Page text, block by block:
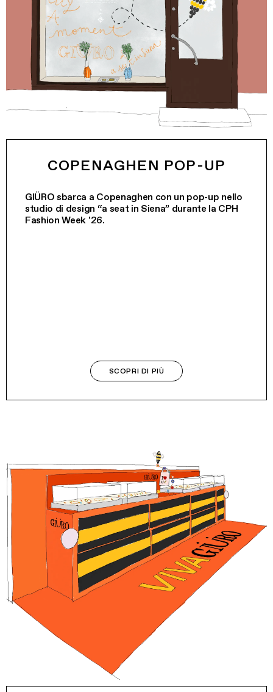
COPENAGHEN POP-UP
GIÜRO sbarca a Copenaghen con un pop-up nello
studio di design “a seat in Siena” durante la CPH
Fashion Week '26.
SCOPRI DI PIÙ